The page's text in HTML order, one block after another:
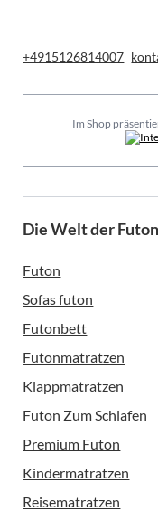
+4915126814007
Im Shop
Die Welt der
Futon
Sofas futon
Futonbett
Futonmatratzen
Klappmatratzen
Futon Zum Schlafen
Premium Futon
Kindermatratzen
Reisematratzen